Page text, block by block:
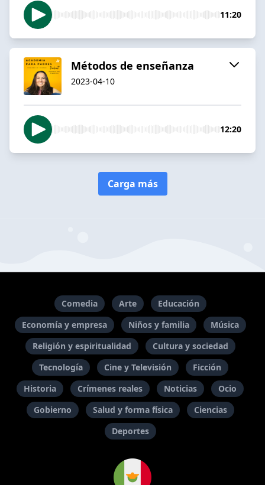
11:20
Métodos de enseñanza
2023-04-10
12:20
Carga más
Comedia Arte
Educación
Economía y empresa
Niños y familia
Música
Religión y espiritualidad
Cultura y sociedad
Tecnología
Cine y Televisión
Ficción
Historia
Crímenes reales Noticias
Ocio
Gobierno
Salud y forma física
Ciencias
Deportes